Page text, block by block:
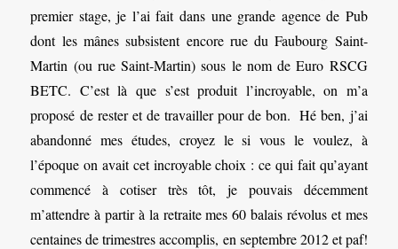
premier stage, je l’ai fait dans une grande agence de Pub
dont les mânes subsistent encore rue du Faubourg Saint-
Martin (ou rue Saint-Martin) sous le nom de Euro RSCG
BETC. C’est là que s’est produit l’incroyable, on m’a
proposé de rester et de travailler pour de bon. Hé ben, j’ai
abandonné mes études, croyez le si vous le voulez, à
l’époque on avait cet incroyable choix : ce qui fait qu’ayant
commencé à cotiser très tôt, je pouvais décemment
m’attendre à partir à la retraite mes 60 balais révolus et mes
centaines de trimestres accomplis, en septembre 2012 et paf!